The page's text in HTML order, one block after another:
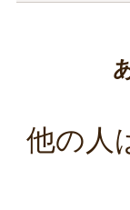
他の人